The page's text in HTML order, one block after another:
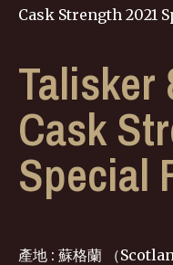
Cask Strength 2021
Talisker
Cask
Special
產地 : 蘇格蘭 （